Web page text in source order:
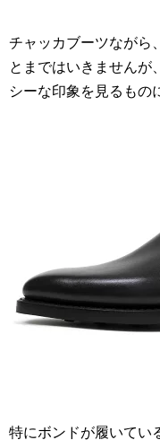
チャッカブーツながら
とまではいきませんが
シーな印象を見るもの
特にボンドが履いてい